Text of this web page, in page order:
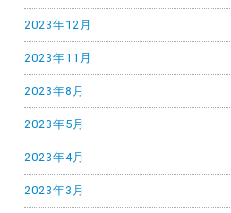
2023年12月
2023年11月
2023年8月
2023年5月
2023年4月
2023年3月